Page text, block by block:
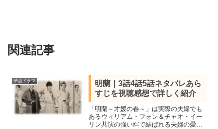
関連記事
華流ドラマ
明蘭｜3話4話5話ネタバレあら
すじを視聴感想で詳しく紹介
「明蘭～才媛の春～」は実際の夫婦でも
あるウィリアム・フォン＆チャオ・イー
リン共演の強い絆で結ばれる夫婦の愛を